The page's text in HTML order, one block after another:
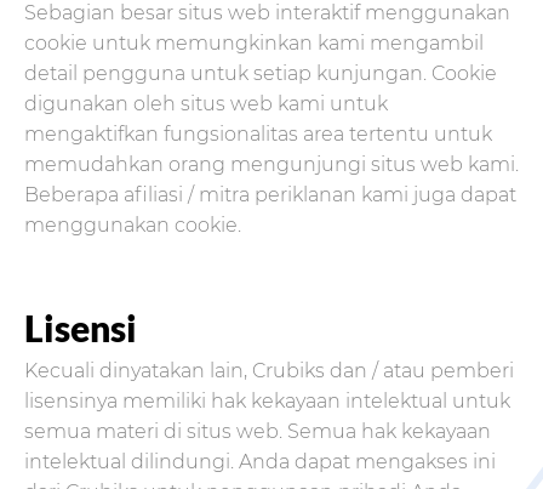
Sebagian besar situs web interaktif menggunakan
cookie untuk memungkinkan kami mengambil
detail pengguna untuk setiap kunjungan. Cookie
digunakan oleh situs web kami untuk
mengaktifkan fungsionalitas area tertentu untuk
memudahkan orang mengunjungi situs web kami.
Beberapa afiliasi / mitra periklanan kami juga dapat
menggunakan cookie.
Lisensi
Kecuali dinyatakan lain, Crubiks dan / atau pemberi
lisensinya memiliki hak kekayaan intelektual untuk
semua materi di situs web. Semua hak kekayaan
intelektual dilindungi. Anda dapat mengakses ini